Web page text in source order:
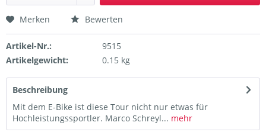
Merken Bewerten
Artikel-Nr.:
9515
Artikelgewicht:
0.15 kg
Beschreibung
Mit dem E-Bike ist diese Tour nicht nur etwas für
Hochleistungssportler. Marco Schreyl... mehr